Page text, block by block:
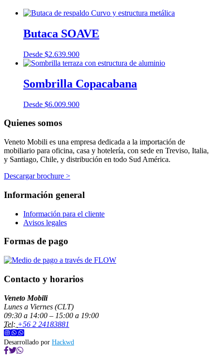
Butaca SOAVE
Desde $2.639.900
Sombrilla Copacabana
Desde $6.009.900
Quienes somos
Veneto Mobili es una empresa dedicada a la importación de
mobiliario para oficina, casa y hotelería, con sede en Treviso, Italia,
y Santiago, Chile, y distribución en todo Sud América.
Descargar brochure >
Información general
Información para el cliente
Avisos legales
Formas de pago
Contacto y horarios
Veneto Mobili
Lunes a Viernes (CLT)
09:30 a 14:00 – 15:00 a 19:00
Tel: +56 2 24183881
Desarrollado por Hackwd